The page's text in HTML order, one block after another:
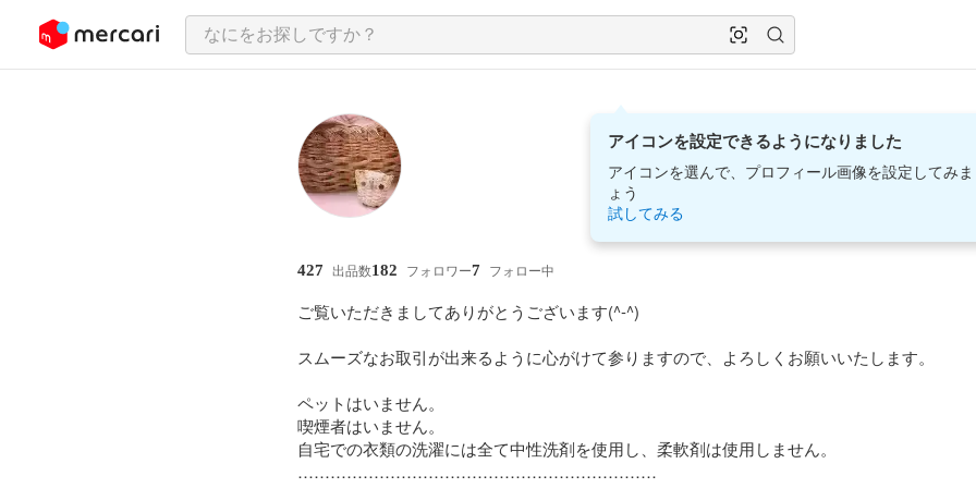
ツにスキップ
アイコンを設定できるようになりました
アイコンを選んで、プロフィール画像を設定してみ
ょう
試してみる
427 出品数182 フォロワー7 フォロー中
ご覧いただきましてありがとうございます(^-^)
スムーズなお取引が出来るように心がけて参りますので、よろしくお願いいたします。
ペットはいません。
喫煙者はいません。
自宅での衣類の洗濯には全て中性洗剤を使用し、柔軟剤は使用しません。
…………………………………………………………